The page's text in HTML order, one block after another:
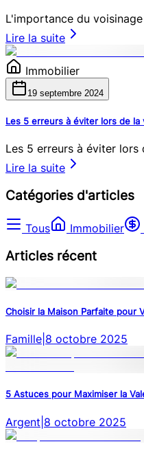
L'importance du
Lire la suite
Immobilier
19 septembre 2024
Les 5 erreurs à éviter lors de
Les 5 erreurs à éviter
Lire la suite
Catégories d'articles
Tous Immobilier
Articles récent
Choisir la Maison Parfaite pour
Famille 8 octobre 2025
5 Astuces pour Maximiser la
Argent 8 octobre 2025